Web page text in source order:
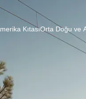
KıtasıOrta Doğu ve